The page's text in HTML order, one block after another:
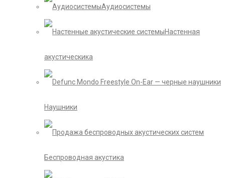
Аудиосистемы
Настенная
акустическика
Наушники
Беспроводная акустика